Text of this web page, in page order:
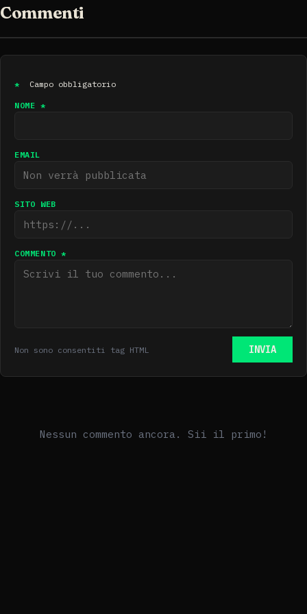
Commenti
* Campo obbligatorio
NOME *
EMAIL
SITO WEB
COMMENTO *
Non sono consentiti tag HTML INVIA
Nessun commento ancora. Sii il primo!